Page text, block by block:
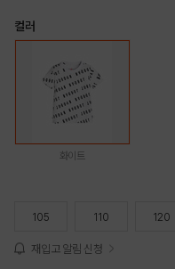
컬러
화이트
105 110 120
재입고 알림 신청